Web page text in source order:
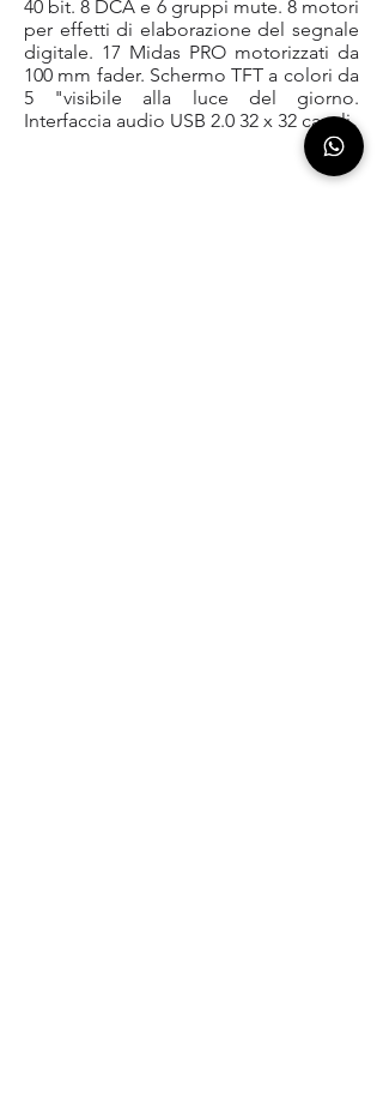
40 bit. 8 DCA e 6 gruppi mute. 8 motori
per effetti di elaborazione del segnale
digitale. 17 Midas PRO motorizzati da
100 mm fader. Schermo TFT a colori da
5 "visibile alla luce del giorno.
Interfaccia audio USB 2.0 32 x 32 canali.